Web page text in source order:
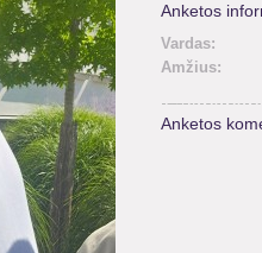
Anketos
Vardas:
Amžius:
Anketos